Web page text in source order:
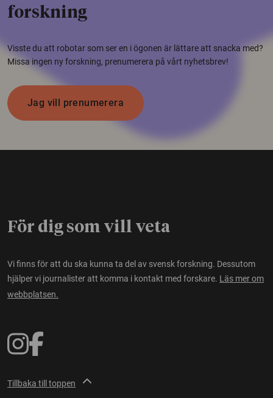
forskning
Visste du att robotar som ser en i ögonen är lättare att snacka med?
Missa ingen ny forskning, prenumerera på vårt nyhetsbrev!
Jag vill prenumerera
För dig som vill veta
Vi finns för att du ska kunna ta del av svensk forskning. Dessutom
hjälper vi journalister att komma i kontakt med forskare. Läs mer om
webbplatsen.
Tillbaka till toppen